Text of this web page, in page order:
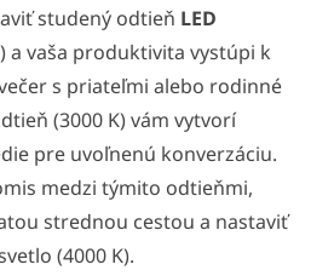
studený odtieň LED
a vaša produktivita vystúpi k
s priateľmi alebo rodinné
(3000 K) vám vytvorí
pre uvoľnenú konverzáciu.
medzi týmito odtieňmi,
strednou cestou a nastaviť
(4000 K).